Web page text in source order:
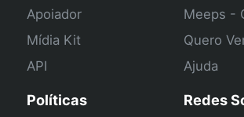
Apoiador
Mídia Kit
API
Meeps -
Quero
Ajuda
Políticas Redes